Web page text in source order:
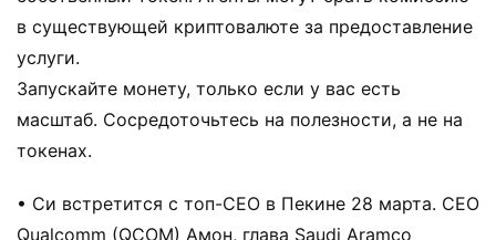
в существующей криптовалюте за предоставление
услуги.
Запускайте монету, только если у вас есть
масштаб. Сосредоточьтесь на полезности, а не на
токенах.
• Си встретится с топ-CEO в Пекине 28 марта. CEO
Qualcomm (QCOM) Амон, глава Saudi Aramco